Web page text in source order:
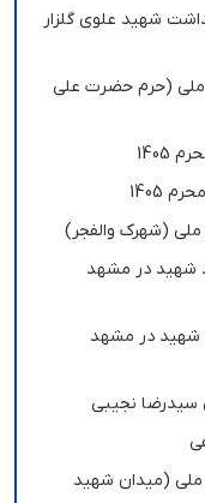
شهید علوی گلزار
(حرم حضرت علی
(شهرک والفجر)
شهید در مشهد
شهید در مشهد
سیدرضا نجیبی
(میدان شهید